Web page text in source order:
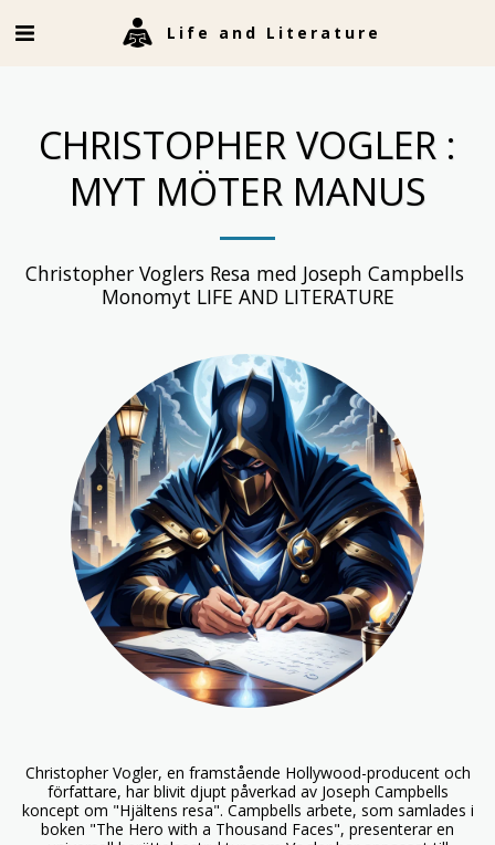
Life and Literature
CHRISTOPHER VOGLER :
MYT MÖTER MANUS
Christopher Voglers Resa med Joseph Campbells
Monomyt LIFE AND LITERATURE
Christopher Vogler, en framstående Hollywood-producent och
författare, har blivit djupt påverkad av Joseph Campbells
koncept om "Hjältens resa". Campbells arbete, som samlades i
boken "The Hero with a Thousand Faces", presenterar en